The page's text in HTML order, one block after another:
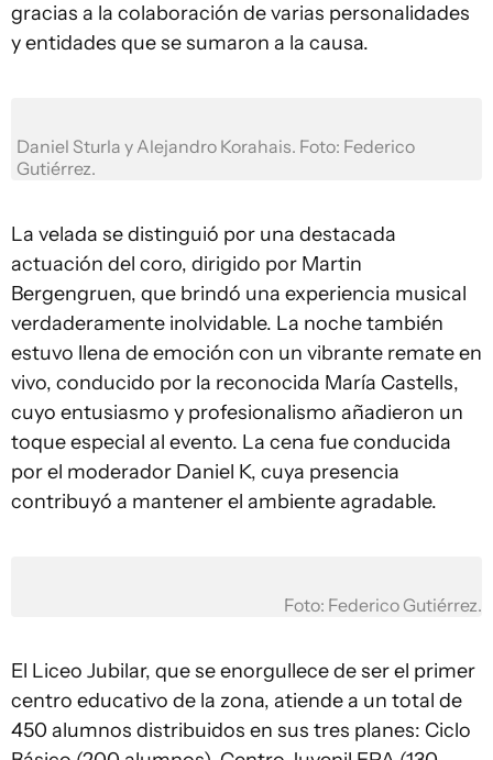
gracias a la colaboración de varias personalidades
y entidades que se sumaron a la causa.
Daniel Sturla y Alejandro Korahais. Foto: Federico
Gutiérrez.
La velada se distinguió por una destacada
actuación del coro, dirigido por Martin
Bergengruen, que brindó una experiencia musical
verdaderamente inolvidable. La noche también
estuvo llena de emoción con un vibrante remate en
vivo, conducido por la reconocida María Castells,
cuyo entusiasmo y profesionalismo añadieron un
toque especial al evento. La cena fue conducida
por el moderador Daniel K, cuya presencia
contribuyó a mantener el ambiente agradable.
Foto: Federico Gutiérrez.
El Liceo Jubilar, que se enorgullece de ser el primer
centro educativo de la zona, atiende a un total de
450 alumnos distribuidos en sus tres planes: Ciclo